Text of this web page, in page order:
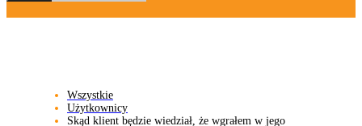
Wszystkie
Użytkownicy
Skąd klient będzie wiedział, że wgrałem w jego